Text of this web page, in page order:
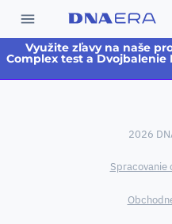
Využite zľavy na naše
Complex test a Dvojbalenie
2026
Spracovanie